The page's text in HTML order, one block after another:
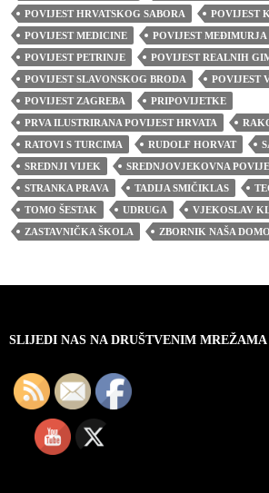
POVIJEST HRVATSKOG SABORA
POVIJEST
POVIJEST MEDICINE
POVIJEST MEĐIMURJA
POVIJEST PETRINJE
POVIJEST REALNIH
POVIJEST SLAVONSKOG BRODA
POVIJEST
POVIJEST ZAGREBA
PRIPOVIJETKE
PRVA ILUSTRIRANA POVIJEST HRVATA
RATOVI S TURCIMA
RUDOLF HORVAT
SREDNJI VIJEK
SREDNJOVJEKOVNA
STRANKA PRAVA
TADIJA SMIČIKLAS
TOMO ŠESTAK
UDRUGA
VJEKOSLAV
ZASTAVNIČKA ŠKOLA
ZBORNIK NAŠA
SLIJEDI NAS NA DRUŠTVENIM MREŽAMA